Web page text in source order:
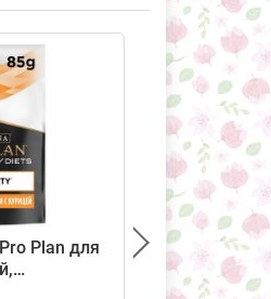
Plan для
ожирении,
Влажный
Plan с